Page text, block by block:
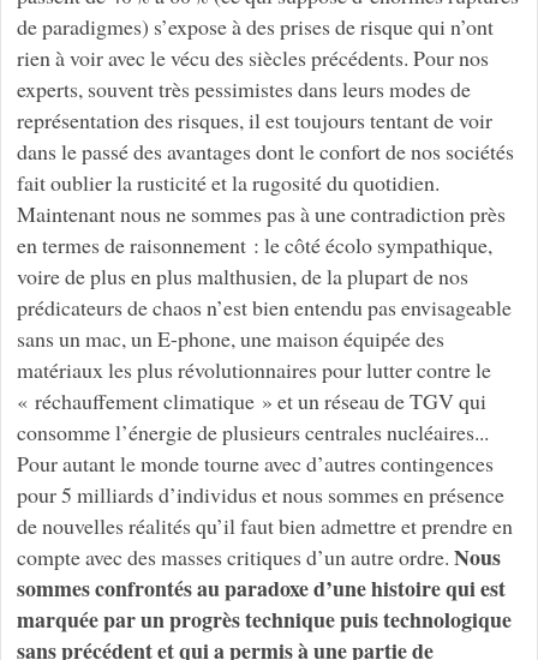
de paradigmes) s’expose à des prises de risque qui n’ont
rien à voir avec le vécu des siècles précédents. Pour nos
experts, souvent très pessimistes dans leurs modes de
représentation des risques, il est toujours tentant de voir
dans le passé des avantages dont le confort de nos sociétés
fait oublier la rusticité et la rugosité du quotidien.
Maintenant nous ne sommes pas à une contradiction près
en termes de raisonnement : le côté écolo sympathique,
voire de plus en plus malthusien, de la plupart de nos
prédicateurs de chaos n’est bien entendu pas envisageable
sans un mac, un E-phone, une maison équipée des
matériaux les plus révolutionnaires pour lutter contre le
« réchauffement climatique » et un réseau de TGV qui
consomme l’énergie de plusieurs centrales nucléaires...
Pour autant le monde tourne avec d’autres contingences
pour 5 milliards d’individus et nous sommes en présence
de nouvelles réalités qu’il faut bien admettre et prendre en
compte avec des masses critiques d’un autre ordre. Nous
sommes confrontés au paradoxe d’une histoire qui est
marquée par un progrès technique puis technologique
sans précédent et qui a permis à une partie de